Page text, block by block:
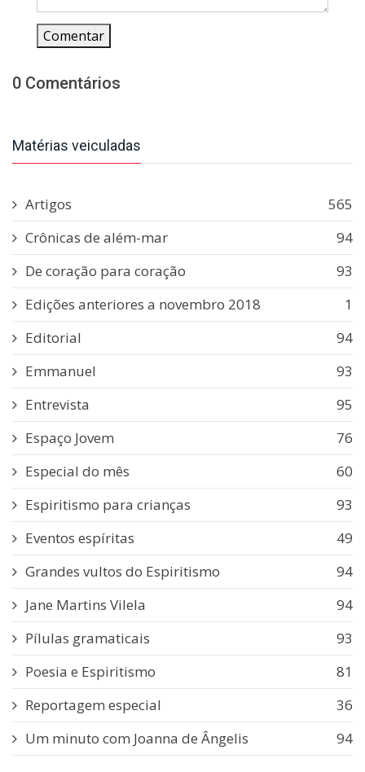
Comentar
0 Comentários
Matérias veiculadas
Artigos
565
Crônicas de além-mar
94
De coração para coração
93
Edições anteriores a novembro 2018
1
Editorial
94
Emmanuel
93
Entrevista
95
Espaço Jovem
76
Especial do mês
60
Espiritismo para crianças
93
Eventos espíritas
49
Grandes vultos do Espiritismo
94
Jane Martins Vilela
94
Pílulas gramaticais
93
Poesia e Espiritismo
81
Reportagem especial
36
Um minuto com Joanna de Ângelis
94